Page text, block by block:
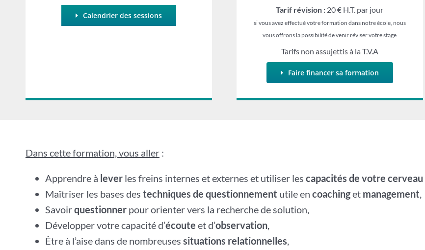
Calendrier des sessions
Tarif révision : 20 € H.T. par jour
si vous avez effectué votre formation dans notre école, nous
vous offrons la possibilité de venir réviser votre stage
Tarifs non assujettis à la T.V.A
Faire financer sa formation
Dans cette formation, vous aller:
Apprendre à leverles freins internes et externes et utiliser les capacités de votre cerveau
Maîtriser les bases des techniques de questionnement utile en coachinget management,
Savoirquestionnerpour orienter vers la recherche de solution,
Développer votre capacité d’écoute et d’observation,
Être à l’aise dans de nombreuses situations relationnelles,